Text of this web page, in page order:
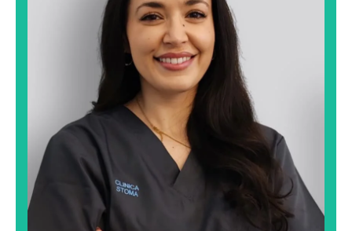
Noemí Vieira Sebe
Noemí siente una conexión especial con los animales
y disfruta dedicándoles tiempo y atención. La lectura
forma parte de su rutina, ya que le permite seguir
aprendiendo y desconectar. Siempre que puede,
organiza alguna escapada para descubrir nuevos
lugares, vivir experiencias diferentes y seguir
ampliando su forma de ver el mundo.